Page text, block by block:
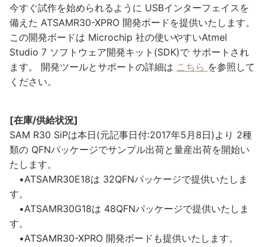
今すぐ試作を始められるように USBインターフェイスを
備えた ATSAMR30-XPRO 開発ボードを提供いたします。
この開発ボードは Microchip 社の使いやすいAtmel
Studio 7 ソフトウェア開発キット(SDK)で サポートされ
ます。 開発ツールとサポートの詳細は こちら を参照して
ください。
[在庫/供給状況]
SAM R30 SiPは本日(元記事日付:2017年5月8日)より 2種
類の QFNパッケージでサンプル出荷と量産出荷を開始い
たします。
•ATSAMR30E18は 32QFNパッケージで提供いたしま
す。
•ATSAMR30G18は 48QFNパッケージで提供いたしま
す。
•ATSAMR30-XPRO 開発ボードも提供いたします。